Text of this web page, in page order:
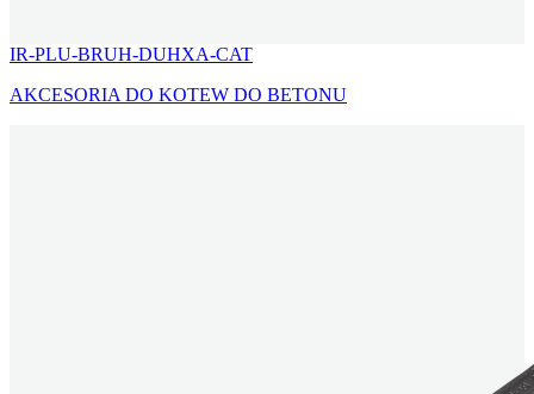
IR-PLU-BRUH-DUHXA-CAT
AKCESORIA DO KOTEW DO BETONU